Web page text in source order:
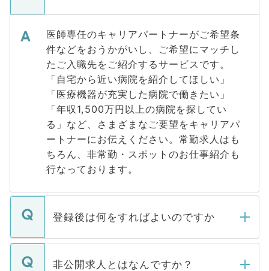
医師専任のキャリアパートナーがご希望条
件などをおうかがいし、ご希望にマッチし
たご入職先をご紹介するサービスです。
「自宅から近い病院を紹介してほしい」
「医療機器が充実した病院で働きたい」
「年収1,500万円以上の病院を探してい
る」など、さまざまなご要望をキャリアパ
ートナーにお伝えください。常勤求人はも
ちろん、非常勤・スポットのお仕事紹介も
行なっております。
登録後は何をすればよいのですか
ご登録いただきましたら、弊社担当者がご
登録内容を確認し、その後メールもしくは
非公開求人とはなんですか？